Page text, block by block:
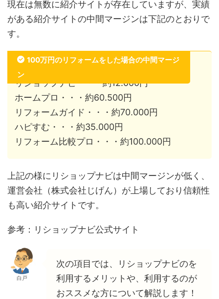
現在は無数に紹介サイトが存在していますが、実績
がある紹介サイトの中間マージンは下記のとおりで
す。
100万円のリフォームをした場合の中間マージ
ン
リショップナビ・・・約12.000円
ホームプロ・・・約60.500円
リフォームガイド・・・約70.000円
ハピすむ・・・約35.000円
リフォーム比較プロ・・・約100.000円
上記の様にリショップナビは中間マージンが低く、
運営会社（株式会社じげん）が上場しており信頼性
も高い紹介サイトです。
参考：リショップナビ公式サイト
白戸
次の項目では、リショップナビのを
利用するメリットや、利用するのが
おススメな方について解説します！